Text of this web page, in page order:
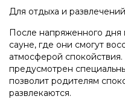
Для отдыха и развлечений
После напряженного дня
сауне, где они смогут
атмосферой
предусмотрен
позволит родителям
развлекаются.